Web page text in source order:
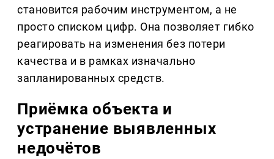
становится рабочим инструментом, а не
просто списком цифр. Она позволяет гибко
реагировать на изменения без потери
качества и в рамках изначально
запланированных средств.
Приёмка объекта и
устранение выявленных
недочётов